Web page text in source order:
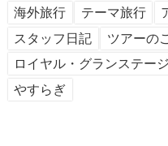
海外旅行 テーマ旅行
スタッフ日記
ツアーの
ロイヤル・グランステージ
やすらぎ